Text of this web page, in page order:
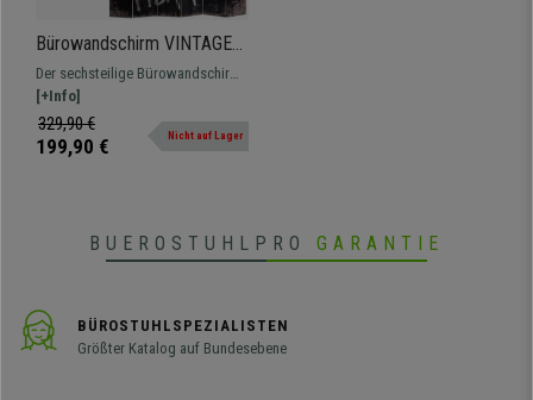
Bürowandschirm VINTAGE
WORDS, 6-Panel-Faltwand,
180x240x2,5cm, mit
Holzrahmen
Der sechsteilige Bürowandschirm
VINTAGE WORDS eignet sich ideal
zur Raumaufteilung und -
dekoration und gibt durch sein
[+Info]
329,90 €
199,90 € Nicht auf Lager
BUEROSTUHLPRO GARANTIE
BÜROSTUHLSPEZIALISTEN
Größter Katalog auf Bundesebene